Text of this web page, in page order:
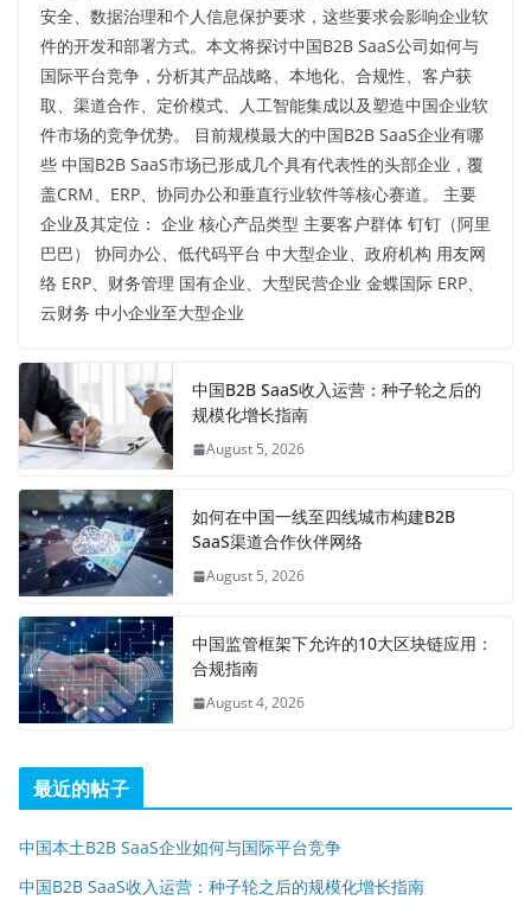
安全、数据治理和个人信息保护要求，这些要求会影响企业软
件的开发和部署方式。本文将探讨中国B2B SaaS公司如何与
国际平台竞争，分析其产品战略、本地化、合规性、客户获
取、渠道合作、定价模式、人工智能集成以及塑造中国企业软
件市场的竞争优势。 目前规模最大的中国B2B SaaS企业有哪
些 中国B2B SaaS市场已形成几个具有代表性的头部企业，覆
盖CRM、ERP、协同办公和垂直行业软件等核心赛道。 主要
企业及其定位： 企业 核心产品类型 主要客户群体 钉钉（阿里
巴巴） 协同办公、低代码平台 中大型企业、政府机构 用友网
络 ERP、财务管理 国有企业、大型民营企业 金蝶国际 ERP、
云财务 中小企业至大型企业
中国B2B SaaS收入运营：种子轮之后的
规模化增长指南
August 5, 2026
如何在中国一线至四线城市构建B2B
SaaS渠道合作伙伴网络
August 5, 2026
中国监管框架下允许的10大区块链应用：
合规指南
August 4, 2026
最近的帖子
中国本土B2B SaaS企业如何与国际平台竞争
中国B2B SaaS收入运营：种子轮之后的规模化增长指南